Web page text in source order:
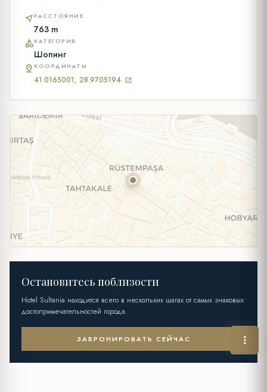
near_me РАССТОЯНИЕ
763 m
categoryКАТЕГОРИЯ
Шопинг
pin_drop КООРДИНАТЫ
41.0165001, 28.9705194 open_in_new
Остановитесь поблизости
Hotel Sultania находится всего в нескольких шагах от самых знаковых
достопримечательностей города.
ЗАБРОНИРОВАТЬ СЕЙЧАС